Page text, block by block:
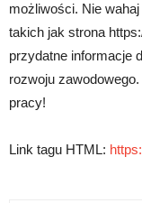
możliwości. Nie
takich jak strona
przydatne informacje
rozwoju
pracy!
Link tagu HTML: